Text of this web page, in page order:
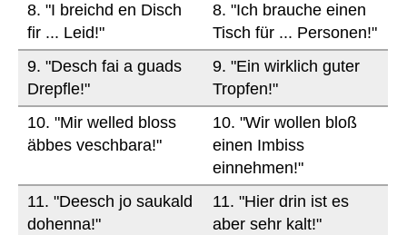
8. "I breichd en Disch
fir ... Leid!"
8. "Ich brauche einen
Tisch für ... Personen!"
9. "Desch fai a guads
Drepfle!"
9. "Ein wirklich guter
Tropfen!"
10. "Mir welled bloss
äbbes veschbara!"
10. "Wir wollen bloß
einen Imbiss
einnehmen!"
11. "Deesch jo saukald
dohenna!"
11. "Hier drin ist es
aber sehr kalt!"